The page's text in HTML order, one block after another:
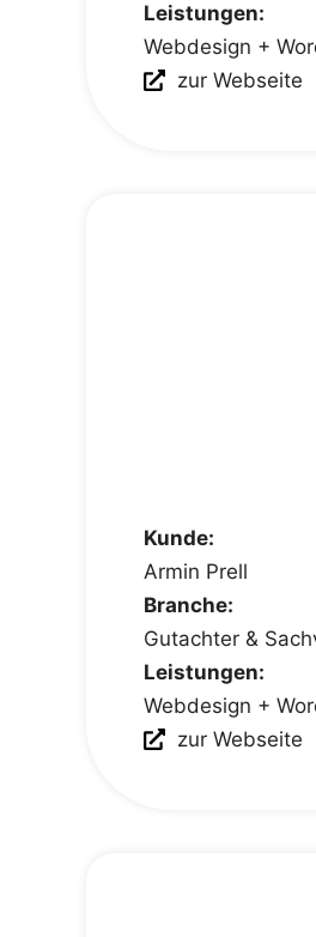
Leistungen:
Webdesign +
zur Webseite
Kunde:
Armin Prell
Branche:
Gutachter &
Leistungen:
Webdesign +
zur Webseite